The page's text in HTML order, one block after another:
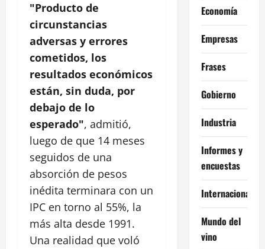
"Producto de
circunstancias
adversas y errores
cometidos, los
resultados económicos
están, sin duda, por
debajo de lo
esperado", admitió,
luego de que 14 meses
seguidos de una
absorción de pesos
inédita terminara con un
IPC en torno al 55%, la
más alta desde 1991.
Una realidad que voló
Economía
Empresas
Frases
Gobierno
Industria
Informes y
encuestas
Internacional
Mundo del
vino